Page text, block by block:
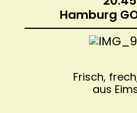
Hamburg
Frisch,
aus